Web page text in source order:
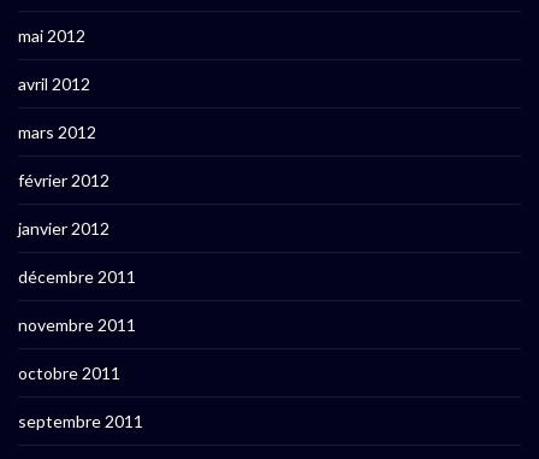
mai 2012
avril 2012
mars 2012
février 2012
janvier 2012
décembre 2011
novembre 2011
octobre 2011
septembre 2011